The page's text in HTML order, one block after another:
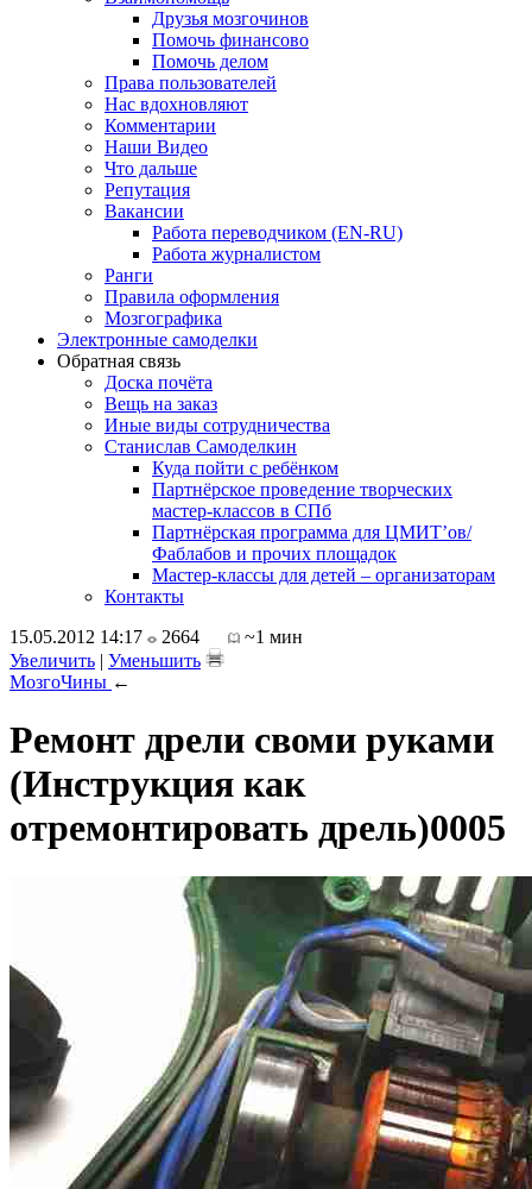
Друзья мозгочинов
Помочь финансово
Помочь делом
Права пользователей
Нас вдохновляют
Комментарии
Наши Видео
Что дальше
Репутация
Вакансии
Работа переводчиком (EN-RU)
Работа журналистом
Ранги
Правила оформления
Мозгографика
Электронные самоделки
Обратная связь
Доска почёта
Вещь на заказ
Иные виды сотрудничества
Станислав Самоделкин
Куда пойти с ребёнком
Партнёрское проведение творческих
мастер-классов в СПб
Партнёрская программа для ЦМИТ’ов/
Фаблабов и прочих площадок
Мастер-классы для детей – организаторам
Контакты
15.05.2012 14:17
2664
~1 мин
Увеличить | Уменьшить
МозгоЧины ←
Ремонт дрели своми руками
(Инструкция как
отремонтировать дрель)0005